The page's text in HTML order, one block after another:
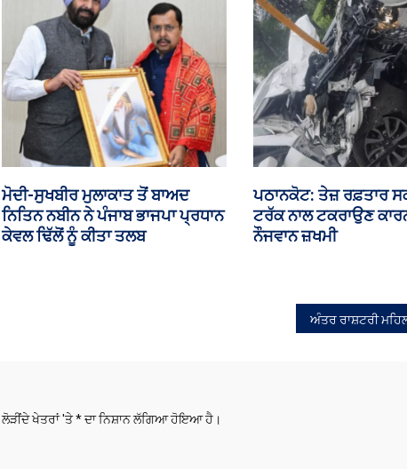
ਗੰਭੀਰ
ਮਲੇਰਕੋਟਲਾ ਵਿੱਚ ਕਾਂਗਰਸੀ ਆਗੂ
ਆਪਸ ਵਿੱਚ ਭਿੜੇ
ਲੋਕ ਜਨ ਸ਼ਕਤੀ ਪਾਰਟੀ
ਵਿਧਾਨ ਸਭਾ ਹਲਕਿਆਂ ਤੇ
ਚੌਧਰੀ
ਲੋੜੀਂਦੇ ਖੇਤਰਾਂ 'ਤੇ*ਦਾ ਨਿਸ਼ਾਨ ਲੱਗਿਆ ਹੋਇਆ ਹੈ।